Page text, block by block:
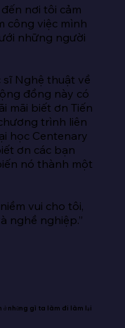
nơi tôi cảm
công việc mình
những người
sĩ Nghệ thuật về
đồng này có
mãi biết ơn Tiến
trình liên
học Centenary
ơn các bạn
nó thành một
vui cho tôi,
nghề nghiệp.”
ở những gì ta làm đi làm lại